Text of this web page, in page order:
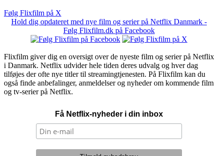
Følg Flixfilm på X
Hold dig opdateret med nye film og serier på Netflix Danmark -
Følg Flixfilm.dk på Facebook
Flixfilm giver dig en oversigt over de nyeste film og serier på Netflix
i Danmark. Netflix udvider hele tiden deres udvalg og hver dag
tilføjes der ofte nye titler til streamingtjenesten. På Flixfilm kan du
også finde anbefalinger, anmeldelser og nyheder om kommende film
og tv-serier på Netflix.
Få Netflix-nyheder i din inbox